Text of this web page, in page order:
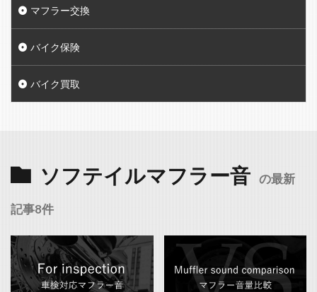
マフラー交換
バイク保険
バイク買取
ソフテイルマフラー音 の最新
記事8件